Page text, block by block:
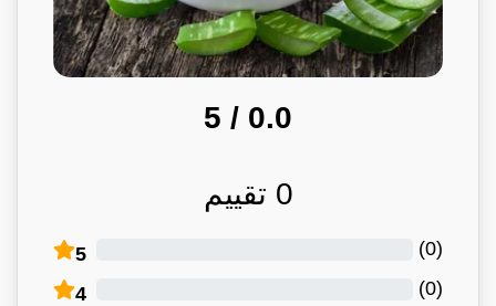
0.0
/ 5
0 تقييم
5 (
0
)
4 (
0
)